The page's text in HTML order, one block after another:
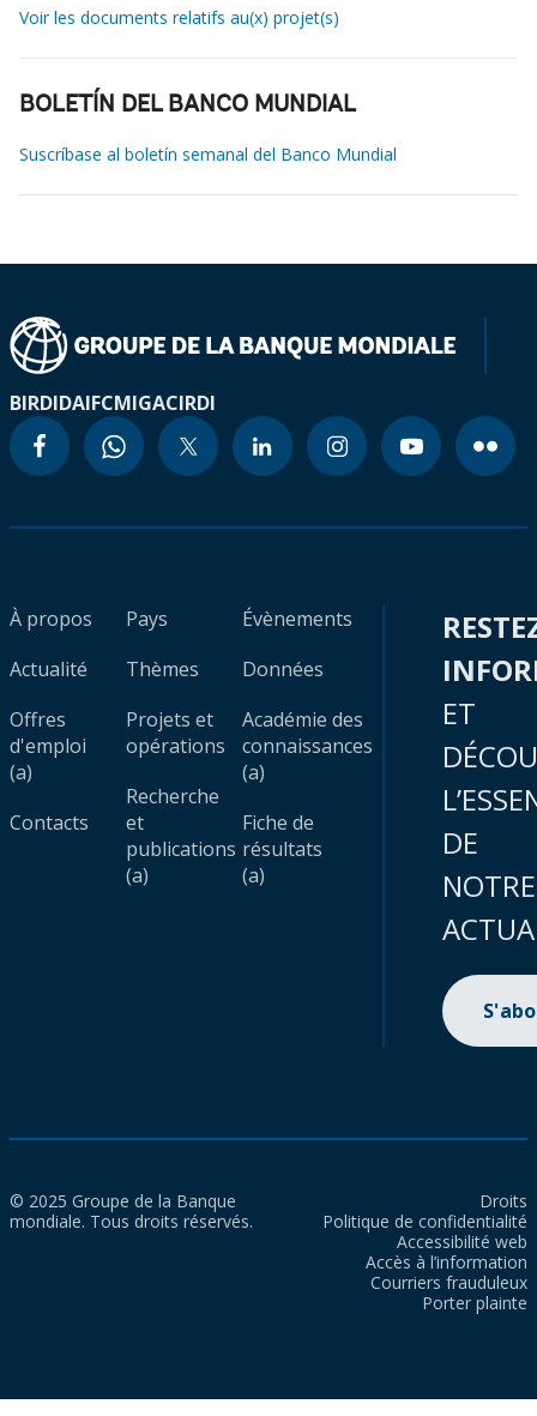
Voir les documents relatifs au(x) projet(s)
BOLETÍN DEL BANCO MUNDIAL
Suscríbase al boletín semanal del Banco Mundial
BIRDIDAIFCMIGACIRDI
À propos
Actualité
Offres
d'emploi
(a)
Contacts
Pays
Thèmes
Projets et
opérations
Recherche
et
publications
(a)
Évènements
Données
Académie des
connaissances
(a)
Fiche de
résultats
(a)
ET
DE
NOTRE
© 2025 Groupe de la Banque
mondiale. Tous droits réservés.
Droits
Politique de confidentialité
Accessibilité web
Accès à l’information
Courriers frauduleux
Porter plainte